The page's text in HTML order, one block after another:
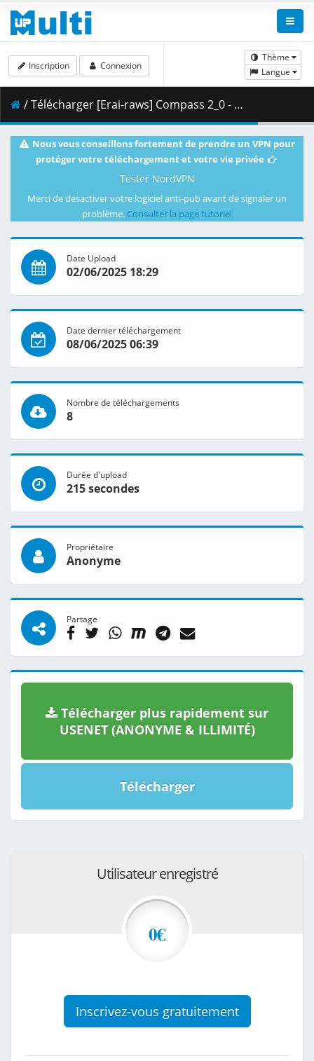
Thème
Langue
Inscription Connexion
/ Télécharger [Erai-raws] Compass 2_0 - Sentou Setsuri Kaiseki System - 09 [1080p CR WEB-DL AVC AAC][MultiSub][F0DEB8EC].mkv.001 ( 458.57 MB )
Nous vous conseillons fortement de prendre un VPN pour
protéger votre téléchargement et votre vie privée
Tester NordVPN
Merci de désactiver votre logiciel anti-pub avant de signaler un
problème. Consulter la page tutoriel
Date Upload
02/06/2025 18:29
Date dernier téléchargement
08/06/2025 06:39
Nombre de téléchargements
8
Durée d'upload
215 secondes
Propriétaire
Anonyme
Partage
Télécharger plus rapidement sur
USENET (ANONYME & ILLIMITÉ)
Télécharger
Utilisateur enregistré
0€
Inscrivez-vous gratuitement